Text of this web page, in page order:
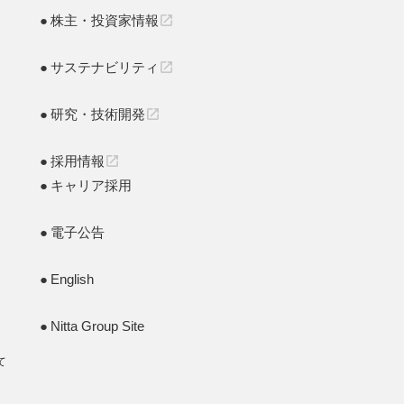
株主・投資家情報 open_in_new
サステナビリティ open_in_new
研究・技術開発 open_in_new
採用情報 open_in_new
キャリア採用
電子公告
English
Nitta Group Site